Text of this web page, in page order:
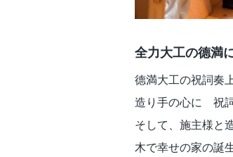
全力大工の德満
德満大工の祝詞奏
造り手の心に 祝
そして、施主様と
木で幸せの家の誕